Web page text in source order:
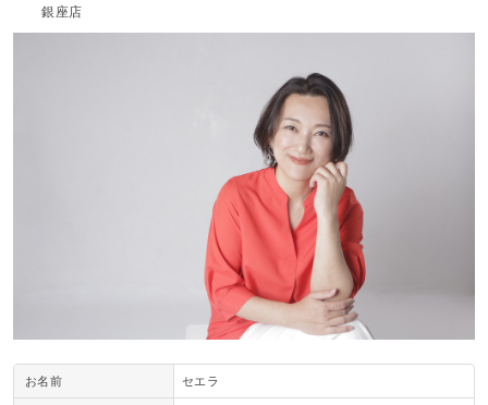
銀座店
お名前 セエラ